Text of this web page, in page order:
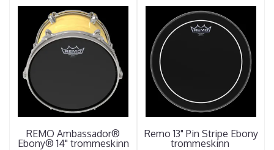
REMO Ambassador®
Ebony® 14" trommeskinn
Remo 13" Pin Stripe Ebony
trommeskinn